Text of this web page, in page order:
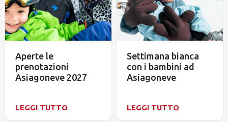
Aperte le
prenotazioni
Asiagoneve 2027
LEGGI TUTTO
Settimana bianca
con i bambini ad
Asiagoneve
LEGGI TUTTO